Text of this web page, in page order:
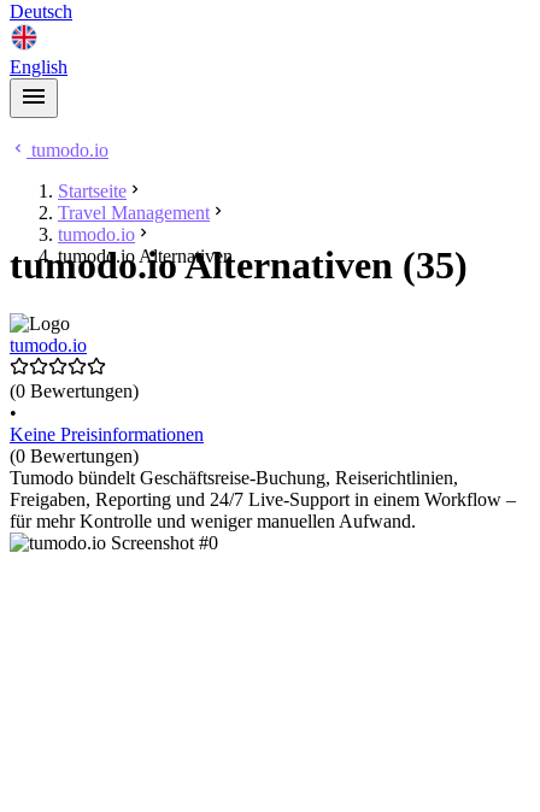
Deutsch
English
tumodo.io
Startseite
Travel Management
tumodo.io
tumodo.io Alternativen
tumodo.io Alternativen (35)
tumodo.io
(0 Bewertungen)
•
Keine Preisinformationen
(0 Bewertungen)
Tumodo bündelt Geschäftsreise-Buchung, Reiserichtlinien,
Freigaben, Reporting und 24/7 Live-Support in einem Workflow –
für mehr Kontrolle und weniger manuellen Aufwand.